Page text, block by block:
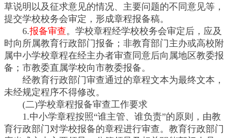
草说明以及征求意见的情况、主要问题的不同意见等，
提交学校校务会审定，形成章程报备稿。
6.报备审查。学校章程经学校校务会审定后，应及
时向所属教育行政部门报备；非教育部门主办或高校附
属中小学校章程在经主办者审查同意后向属地区教委报
备；市教委直属学校向市教委报备。
经教育行政部门审查通过的章程文本为最终文本，
未经规定程序不得修改。
(二)学校章程报备审查工作要求
1.中小学章程按照“谁主管、谁负责”的原则，由教
育行政部门对学校报备的章程进行审查。教育行政部门